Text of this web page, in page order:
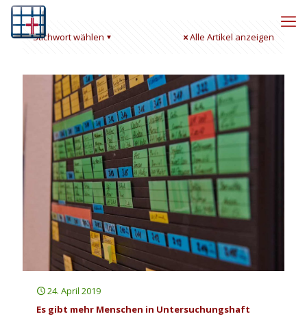
Stichwort wählen Alle Artikel anzeigen
24. April 2019
Es gibt mehr Menschen in Untersuchungshaft